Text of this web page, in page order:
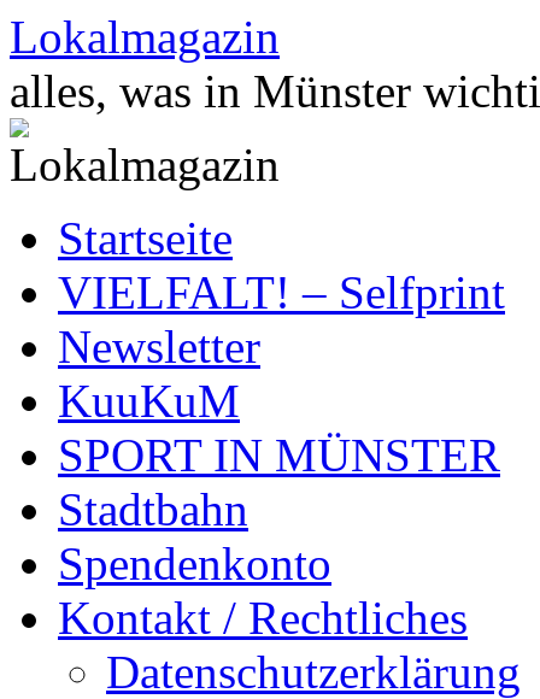
Zum
Inhalt
springen
Lokalmagazin
alles, was in Münster
Startseite
VIELFALT! – Selfprint
Newsletter
KuuKuM
SPORT IN MÜNSTER
Stadtbahn
Spendenkonto
Kontakt / Rechtliches
Datenschutzerklärung